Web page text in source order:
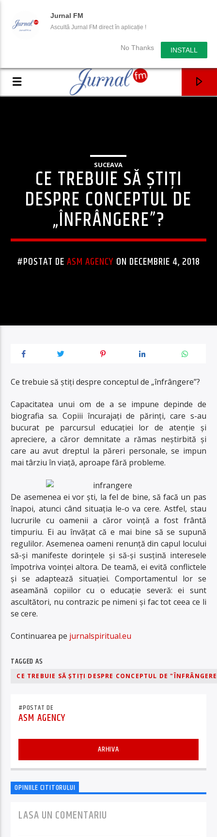
Jurnal FM
Ascultă Jurnal FM direct în aplicație !
No Thanks INSTALL
SUCEAVA
CE TREBUIE SĂ ȘTIȚI
DESPRE CONCEPTUL DE
„ÎNFRÂNGERE”?
#POSTAT DEASM AGENCY ON DECEMBRIE 4, 2018
Ce trebuie să știți despre conceptul de „înfrângere”?
Capacitatea unui om de a se impune depinde de
biografia sa. Copiii încurajați de părinți, care s-au
bucurat pe parcursul educației lor de atenție și
apreciere, a căror demnitate a rămas neștirbită și
care au avut dreptul la păreri personale, se impun
mai târziu în viață, aproape fără probleme.
De asemenea ei vor ști, la fel de bine, să facă un pas
înapoi, atunci când situația le-o va cere. Astfel, stau
lucrurile cu oamenii a căror voință a fost frântă
timpuriu. Ei au învățat că e mai bine să se supună
regulilor. Asemenea oameni renunță din capul locului
să-și manifeste dorințele și să-și susțină interesele
împotriva voinței altora. De teamă, ei evită conflictele
și se adaptează situației. Comportamentul lor se
aseamănă copiilor cu o educație severă: ei sunt
ascultători, nu contrazic pe nimeni și fac tot ceea ce li
se cere.
Continuarea pe jurnalspiritual.eu
TAGGED AS
CE TREBUIE SĂ ȘTIȚI DESPRE CONCEPTUL DE
#POSTAT DE
ASM AGENCY
ARHIVA
OPINIILE CITITORULUI
LASA UN COMENTARIU